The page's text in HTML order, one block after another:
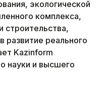
экологической
комплекса,
развитие реального
Kazinform
науки и высшего